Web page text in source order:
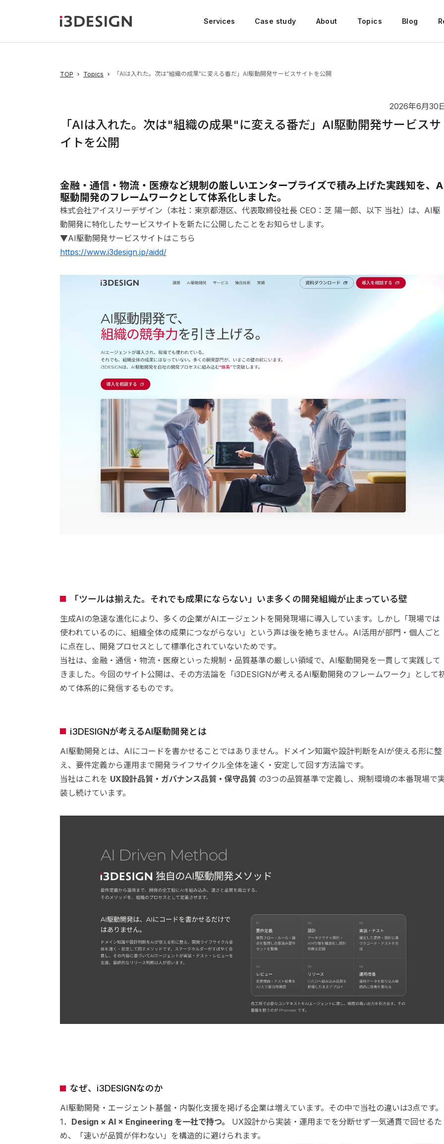
Services Case study About Topics Blog
TOP Topics 「AIは入れた。次は"組織の成果"に変える番だ」AI駆動開発サービスサイトを公開
2026年6月30
「AIは入れた。次は"組織の成果"に変える番だ」AI駆動開発サービスサ
イトを公開
金融・通信・物流・医療など規制の厳しいエンタープライズで積み上げた実践知を、
駆動開発のフレームワークとして体系化しました。
株式会社アイスリーデザイン（本社：東京都港区、代表取締役社長 CEO：芝 陽一郎、以下 当社）は、AI駆
動開発に特化したサービスサイトを新たに公開したことをお知らせします。
▼AI駆動開発サービスサイトはこちら
https://www.i3design.jp/aidd/
「ツールは揃えた。それでも成果にならない」いま多くの開発組織が止まっている壁
生成AIの急速な進化により、多くの企業がAIエージェントを開発現場に導入しています。しかし「現場では
使われているのに、組織全体の成果につながらない」という声は後を絶ちません。AI活用が部門・個人ごと
に点在し、開発プロセスとして標準化されていないためです。
当社は、金融・通信・物流・医療といった規制・品質基準の厳しい領域で、AI駆動開発を一貫して実践して
きました。今回のサイト公開は、その方法論を「i3DESIGNが考えるAI駆動開発のフレームワーク」として
めて体系的に発信するものです。
i3DESIGNが考えるAI駆動開発とは
AI駆動開発とは、AIにコードを書かせることではありません。ドメイン知識や設計判断をAIが使える形に整
え、要件定義から運用まで開発ライフサイクル全体を速く・安定して回す方法論です。
当社はこれを UX設計品質・ガバナンス品質・保守品質の3つの品質基準で定義し、規制環境の本番現場で
装し続けています。
なぜ、i3DESIGNなのか
AI駆動開発・エージェント基盤・内製化支援を掲げる企業は増えています。その中で当社の違いは3点です。
1． Design × AI × Engineering を一社で持つ。
UX設計から実装・運用までを分断せず一気通貫で回せるた
め、「速いが品質が伴わない」を構造的に避けられます。